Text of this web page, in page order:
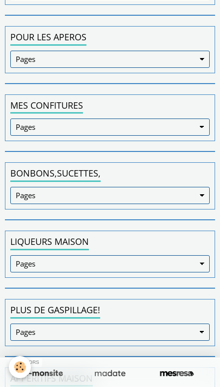
POUR LES APEROS
MES CONFITURES
BONBONS,SUCETTES,
LIQUEURS MAISON
PLUS DE GASPILLAGE!
APPÉRITIFS MAISON
SPONSORS